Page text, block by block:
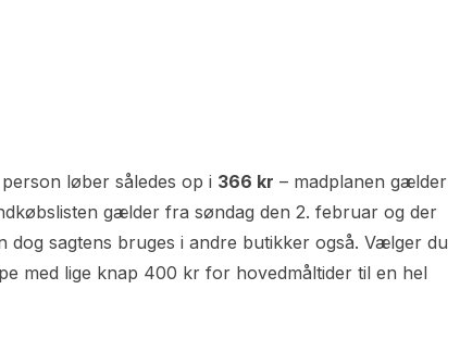
løber således op i 366 kr – madplanen gælder
gælder fra søndag den 2. februar og der
dog sagtens bruges i andre butikker også. Vælger du
med lige knap 400 kr for hovedmåltider til en hel